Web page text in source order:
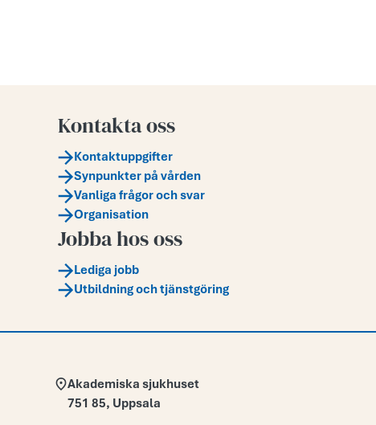
Kontakta oss
Kontaktuppgifter
Synpunkter på vården
Vanliga frågor och svar
Organisation
Jobba hos oss
Lediga jobb
Utbildning och tjänstgöring
Adress:
Akademiska sjukhuset
751 85, Uppsala